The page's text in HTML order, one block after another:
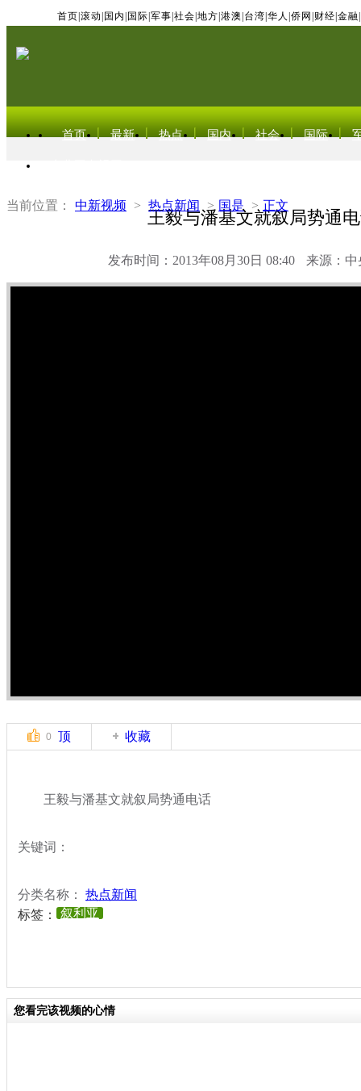
首页 滚动 国内 国际 军事 社会 地方 港澳 台湾 华人 侨网 财经 金融
首页 最新 热点 国内 社会 国际
当前位置： 中新视频 > 热点新闻 > 国是 > 正文
王毅与潘基文就叙局势通
发布时间：2013年08月30日 08:40 来源：中
0 顶 收藏
王毅与潘基文就叙局势通电话
关键词：
分类名称： 热点新闻
标签：
叙利亚
您看完该视频的心情